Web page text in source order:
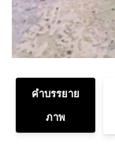
คำบรรยาย
ภาพ